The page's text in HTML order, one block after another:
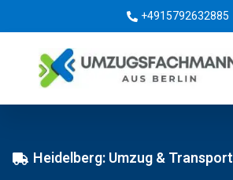
+4915792632885
Heidelberg: Umzug & Transport